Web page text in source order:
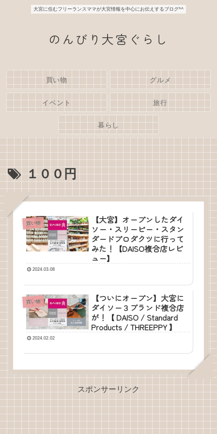
大宮に住むフリーランスママが大宮情報を中心にお伝えするブログ^^
のんびり大宮ぐらし
買い物 グルメ
イベント 旅行
暮らし
１００円
買い物
【大宮】オープンしたダイ
ソー・スリーピー・スタン
ダードプロダクツに行って
みた！【DAISO複合店レビ
ュー】
2024.03.08
買い物
【ついにオープン】大宮に
ダイソー３ブランド複合店
が！【 DAISO / Standard
Products / THREEPPY 】
2024.02.02
スポンサーリンク